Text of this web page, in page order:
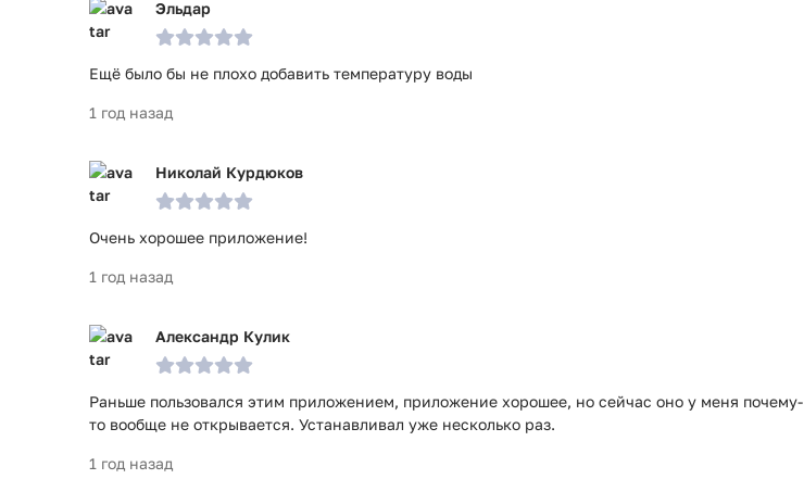
Эльдар
Ещё было бы не плохо добавить температуру воды
1 год назад
Николай Курдюков
Очень хорошее приложение!
1 год назад
Александр Кулик
Раньше пользовался этим приложением, приложение хорошее, но сейчас оно у меня почему-
то вообще не открывается. Устанавливал уже несколько раз.
1 год назад